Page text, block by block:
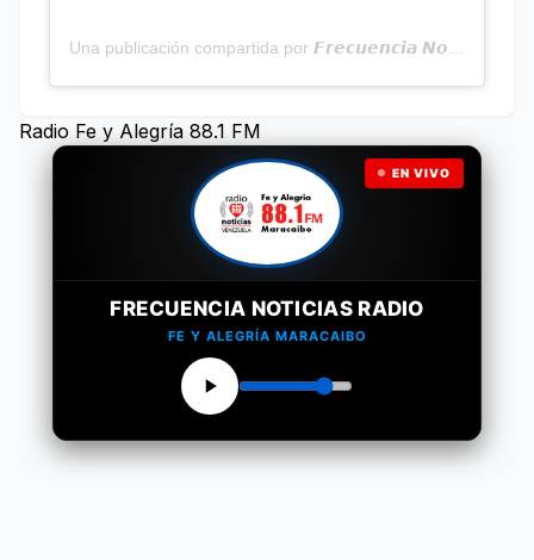
Radio Fe y Alegría 88.1 FM
EN VIVO
FRECUENCIA NOTICIAS RADIO
FE Y ALEGRÍA MARACAIBO